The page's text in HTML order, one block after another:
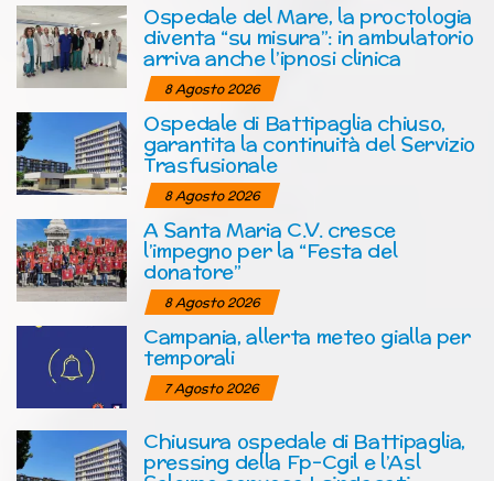
Ospedale del Mare, la proctologia
diventa “su misura”: in ambulatorio
arriva anche l’ipnosi clinica
8 Agosto 2026
Ospedale di Battipaglia chiuso,
garantita la continuità del Servizio
Trasfusionale
8 Agosto 2026
A Santa Maria C.V. cresce
l’impegno per la “Festa del
donatore”
8 Agosto 2026
Campania, allerta meteo gialla per
temporali
7 Agosto 2026
Chiusura ospedale di Battipaglia,
pressing della Fp-Cgil e l’Asl